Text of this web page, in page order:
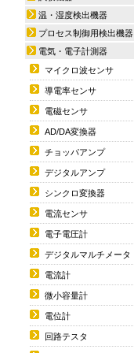
温・湿度検出機器
プロセス制御用検出機器
電気・電子計測器
マイクロ波センサ
導電率センサ
電磁センサ
AD/DA変換器
チョッパアンプ
デジタルアンプ
シンクロ変換器
電流センサ
電子電圧計
デジタルマルチメータ
電流計
微小容量計
電位計
回路テスタ